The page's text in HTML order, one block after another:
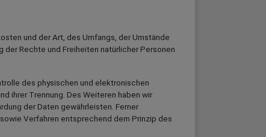
und der Art, des Umfangs, der Umstände
Rechte und Freiheiten natürlicher Personen
des physischen und elektronischen
ihrer Trennung. Des Weiteren haben wir
der Daten gewährleisten. Ferner
Verfahren entsprechend dem Prinzip des